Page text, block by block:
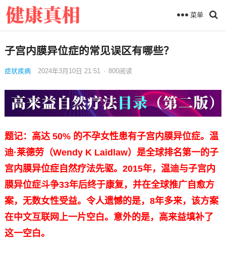
菜单
子宫内膜异位症的常见误区有哪些？
症状疾病 2024年3月10日 21:51 · 800阅读
题记：高达 50% 的不孕女性患有子宫内膜异位症。温
迪·莱德劳（Wendy K Laidlaw）是全球排名第一的子
宫内膜异位症自然疗法先驱。2015年，温迪与子宫内
膜异位症斗争33年后终于康复，并在全球推广自愈方
案，无数女性受益。令人遗憾的是，8年多来，该方案
在中文互联网上一片空白。意外的是，高来益填补了
这一空白。